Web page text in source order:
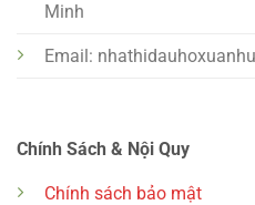
Chính Sách & Nội Quy
Chính sách bảo mật
Minh
Email: